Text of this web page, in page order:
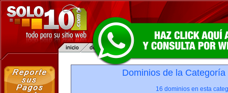
Dominios de la
16 dominios en esta